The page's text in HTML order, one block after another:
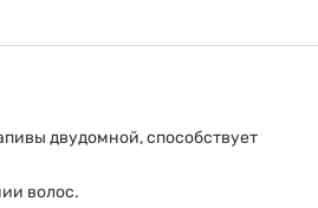
двудомной, способствует
волос.